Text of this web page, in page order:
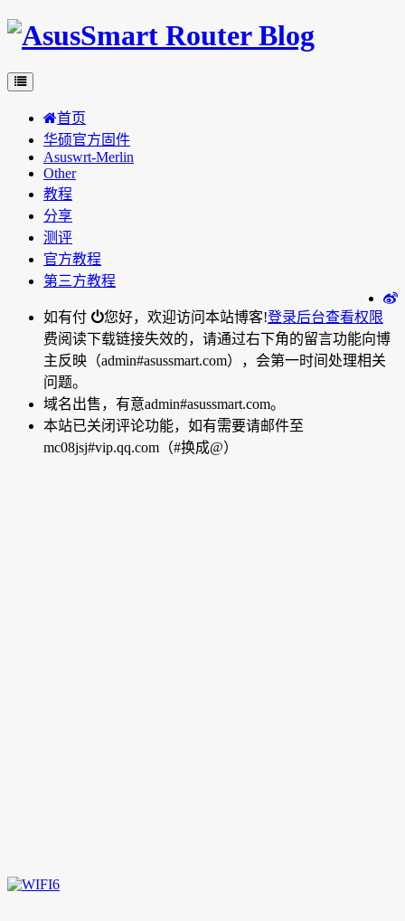
首页
华硕官方固件
Asuswrt-Merlin
Other
教程
分享
测评
官方教程
第三方教程
您好，欢迎访问本站博客!登录后台查看权限
如有付
费阅读下载链接失效的，请通过右下角的留言功能向博
主反映（admin#asussmart.com），会第一时间处理相关
问题。
域名出售，有意admin#asussmart.com。
本站已关闭评论功能，如有需要请邮件至
mc08jsj#vip.qq.com（#换成@）